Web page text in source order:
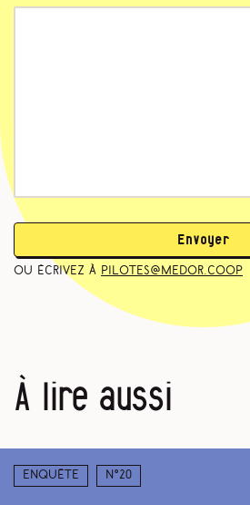
Envoyer
ou écrivez à pilotes@medor.coop
À lire aussi
Enquête N°20